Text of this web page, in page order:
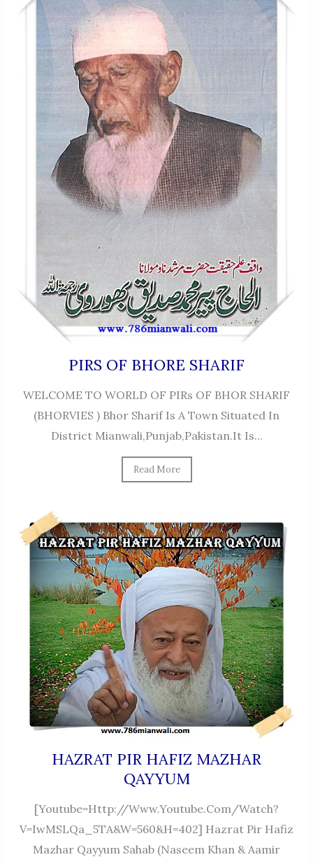
PIRS OF BHORE SHARIF
WELCOME TO WORLD OF PIRs OF BHOR SHARIF
(BHORVIES ) Bhor Sharif Is A Town Situated In
District Mianwali,punjab,pakistan.It Is...
Read More
HAZRAT PIR HAFIZ MAZHAR
QAYYUM
[youtube=http://www.youtube.com/watch?
V=iwMSLQa_5TA&w=560&h=402] Hazrat Pir Hafiz
Mazhar Qayyum Sahab (Naseem Khan & Aamir